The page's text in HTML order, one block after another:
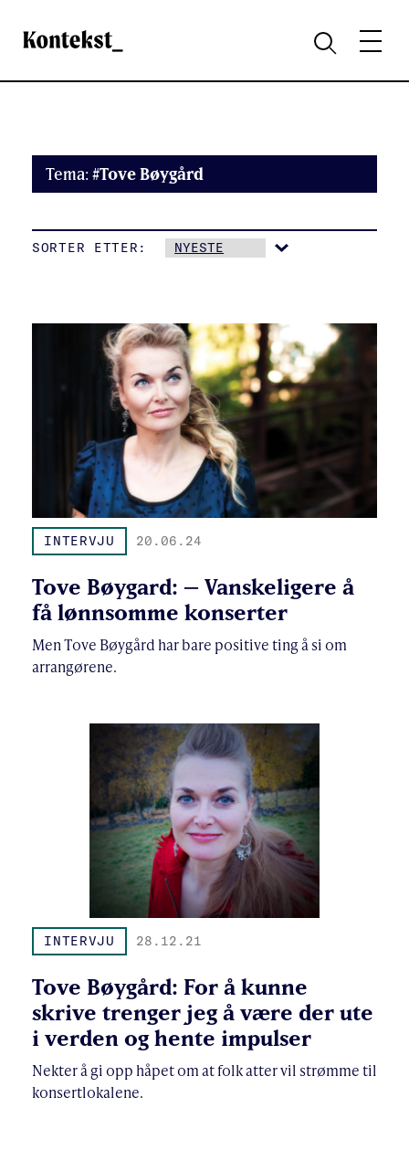
Kontekst
SØKMENY
Tema:#Tove Bøygård
SORTER ETTER:
INTERVJU 20.06.24
Tove Bøygard: – Vanskeligere å
få lønnsomme konserter
Men Tove Bøygård har bare positive ting å si om
arrangørene.
INTERVJU 28.12.21
Tove Bøygård: For å kunne
skrive trenger jeg å være der ute
i verden og hente impulser
Nekter å gi opp håpet om at folk atter vil strømme til
konsertlokalene.